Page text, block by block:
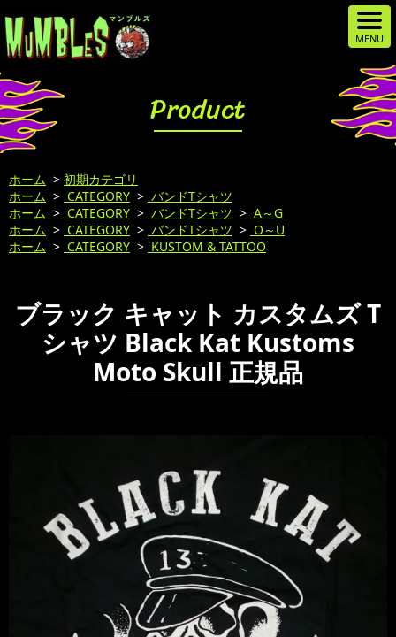
Product
ホーム > 初期カテゴリ
ホーム > CATEGORY > バンドTシャツ
ホーム > CATEGORY > バンドTシャツ > A～G
ホーム > CATEGORY > バンドTシャツ > O～U
ホーム > CATEGORY > KUSTOM & TATTOO
ブラック キャット カスタムズ T
シャツ Black Kat Kustoms
Moto Skull 正規品